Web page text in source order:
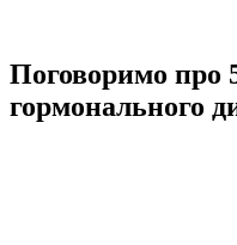
Поговоримо про
гормонального